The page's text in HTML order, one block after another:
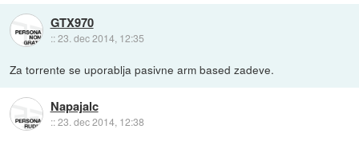
GTX970
::23. dec 2014, 12:35
Za torrente se uporablja pasivne arm based zadeve.
Napajalc
::23. dec 2014, 12:38